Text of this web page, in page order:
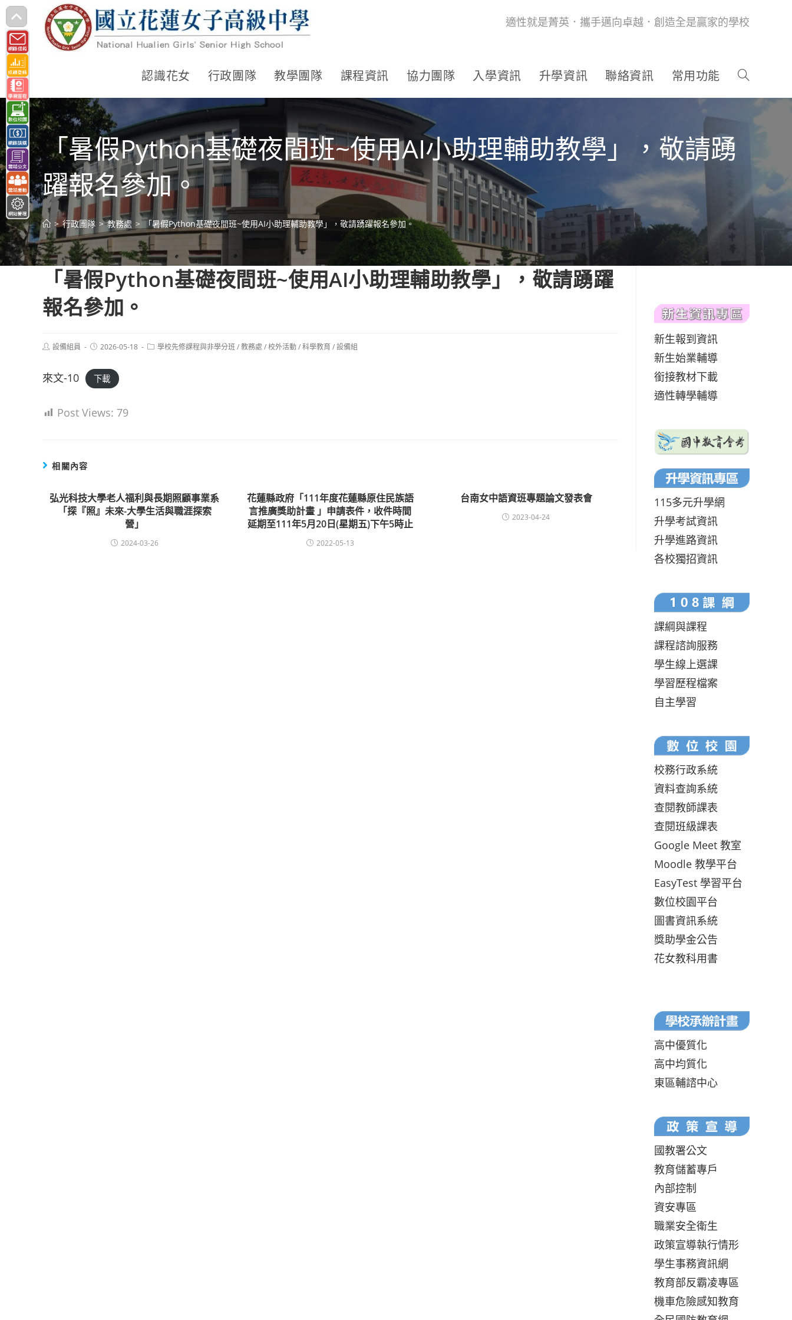
跳
轉
至
主
要
內
容
適性就是菁英．攜手邁向卓越．創造全是贏家的學校
認識花女 行政團隊 教學團隊 課程資訊 協力團隊 入學資訊 升學資訊 聯絡資訊 常用功能
「暑假Python基礎夜間班~使用AI小助理輔助教學」，敬請踴
躍報名參加。
> 行政團隊 > 教務處 > 「暑假Python基礎夜間班~使用AI小助理輔助教學」，敬請踴躍報名參加。
「暑假Python基礎夜間班~使用AI小助理輔助教學」，敬請踴躍
報名參加。
Post設備組員
Post2026-05-18
Post學校先修課程與非學分班/教務處 /校外活動/科學教育/設備組
來文-10 下載
Post Views: 79
相關內容
弘光科技大學老人福利與長期照顧事業系
「探『照』未來-大學生活與職涯探索
營」
2024-03-26
花蓮縣政府「111年度花蓮縣原住民族語
言推廣獎助計畫 」申請表件，收件時間
延期至111年5月20日(星期五)下午5時止
2022-05-13
台南女中語資班專題論文發表會
2023-04-24
新生報到資訊
新生始業輔導
銜接教材下載
適性轉學輔導
115多元升學網
升學考試資訊
升學進路資訊
各校獨招資訊
課綱與課程
課程諮詢服務
學生線上選課
學習歷程檔案
自主學習
校務行政系統
資料查詢系統
查閱教師課表
查閱班級課表
Google Meet 教室
Moodle 教學平台
EasyTest 學習平台
數位校園平台
圖書資訊系統
獎助學金公告
花女教科用書
高中優質化
高中均質化
東區輔諮中心
國教署公文
教育儲蓄專戶
內部控制
資安專區
職業安全衛生
政策宣導執行情形
學生事務資訊網
教育部反霸凌專區
機車危險感知教育